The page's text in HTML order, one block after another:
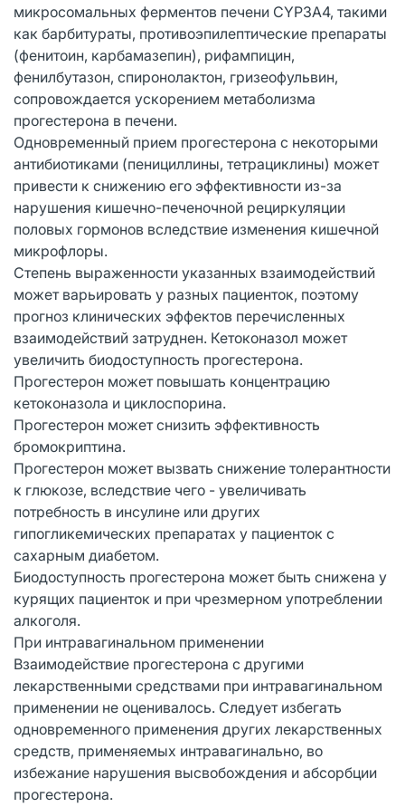
микросомальных ферментов печени CYP3A4, такими
как барбитураты, противоэпилептические препараты
(фенитоин, карбамазепин), рифампицин,
фенилбутазон, спиронолактон, гризеофульвин,
сопровождается ускорением метаболизма
прогестерона в печени.
Одновременный прием прогестерона с некоторыми
антибиотиками (пенициллины, тетрациклины) может
привести к снижению его эффективности из-за
нарушения кишечно-печеночной рециркуляции
половых гормонов вследствие изменения кишечной
микрофлоры.
Степень выраженности указанных взаимодействий
может варьировать у разных пациенток, поэтому
прогноз клинических эффектов перечисленных
взаимодействий затруднен. Кетоконазол может
увеличить биодоступность прогестерона.
Прогестерон может повышать концентрацию
кетоконазола и циклоспорина.
Прогестерон может снизить эффективность
бромокриптина.
Прогестерон может вызвать снижение толерантности
к глюкозе, вследствие чего - увеличивать
потребность в инсулине или других
гипогликемических препаратах у пациенток с
сахарным диабетом.
Биодоступность прогестерона может быть снижена у
курящих пациенток и при чрезмерном употреблении
алкоголя.
При интравагинальном применении
Взаимодействие прогестерона с другими
лекарственными средствами при интравагинальном
применении не оценивалось. Следует избегать
одновременного применения других лекарственных
средств, применяемых интравагинально, во
избежание нарушения высвобождения и абсорбции
прогестерона.